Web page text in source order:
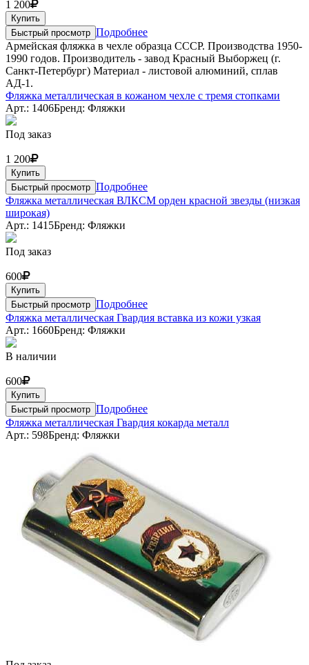
1 200
Купить
Быстрый просмотр Подробнее
Армейская фляжка в чехле образца СССР. Производства 1950-
1990 годов. Производитель - завод Красный Выборжец (г.
Санкт-Петербург) Материал - листовой алюминий, сплав
АД-1.
Фляжка металлическая в кожаном чехле с тремя стопками
Арт.: 1406Бренд: Фляжки
Под заказ
1 200
Купить
Быстрый просмотр Подробнее
Фляжка металлическая ВЛКСМ орден красной звезды (низкая
широкая)
Арт.: 1415Бренд: Фляжки
Под заказ
600
Купить
Быстрый просмотр Подробнее
Фляжка металлическая Гвардия вставка из кожи узкая
Арт.: 1660Бренд: Фляжки
В наличии
600
Купить
Быстрый просмотр Подробнее
Фляжка металлическая Гвардия кокарда металл
Арт.: 598Бренд: Фляжки